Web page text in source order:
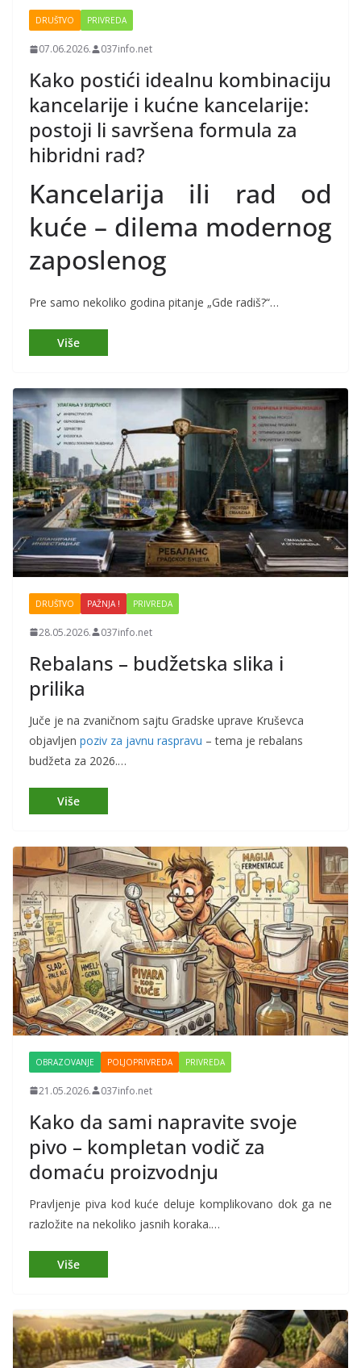
DRUŠTVO PRIVREDA
07.06.2026. 037info.net
Kako postići idealnu kombinaciju
kancelarije i kućne kancelarije:
postoji li savršena formula za
hibridni rad?
Kancelarija ili rad od
kuće – dilema modernog
zaposlenog
Pre samo nekoliko godina pitanje „Gde radiš?“…
DRUŠTVO PAŽNJA ! PRIVREDA
28.05.2026. 037info.net
Rebalans – budžetska slika i
prilika
Juče je na zvaničnom sajtu Gradske uprave Kruševca
objavljen poziv za javnu raspravu – tema je rebalans
budžeta za 2026.…
OBRAZOVANJE POLJOPRIVREDA PRIVREDA
21.05.2026. 037info.net
Kako da sami napravite svoje
pivo – kompletan vodič za
domaću proizvodnju
Pravljenje piva kod kuće deluje komplikovano dok ga ne
razložite na nekoliko jasnih koraka.…